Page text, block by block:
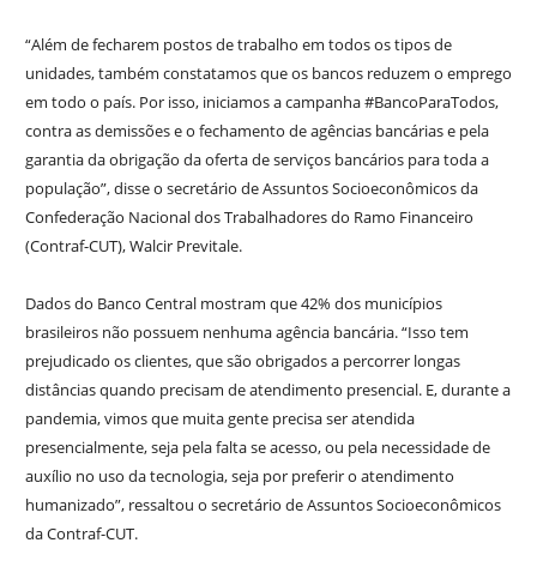
“Além de fecharem postos de trabalho em todos os tipos de
unidades, também constatamos que os bancos reduzem o emprego
em todo o país. Por isso, iniciamos a campanha #BancoParaTodos,
contra as demissões e o fechamento de agências bancárias e pela
garantia da obrigação da oferta de serviços bancários para toda a
população”, disse o secretário de Assuntos Socioeconômicos da
Confederação Nacional dos Trabalhadores do Ramo Financeiro
(Contraf-CUT), Walcir Previtale.
Dados do Banco Central mostram que 42% dos municípios
brasileiros não possuem nenhuma agência bancária. “Isso tem
prejudicado os clientes, que são obrigados a percorrer longas
distâncias quando precisam de atendimento presencial. E, durante a
pandemia, vimos que muita gente precisa ser atendida
presencialmente, seja pela falta se acesso, ou pela necessidade de
auxílio no uso da tecnologia, seja por preferir o atendimento
humanizado”, ressaltou o secretário de Assuntos Socioeconômicos
da Contraf-CUT.